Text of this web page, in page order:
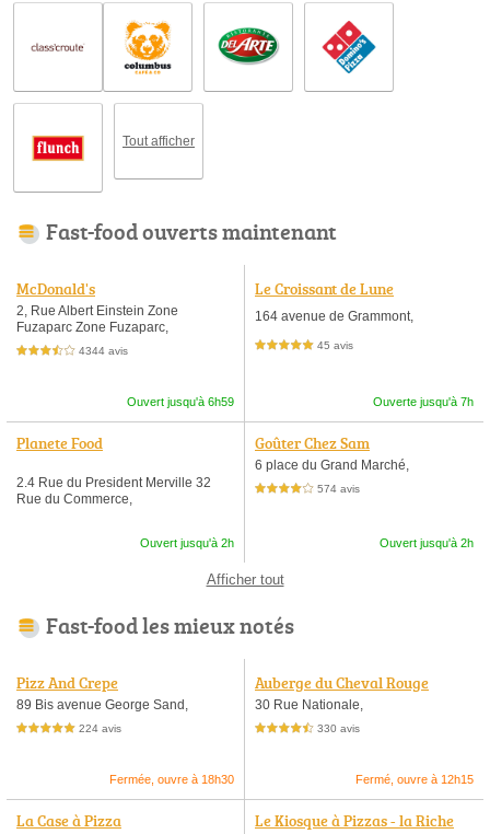
Tout afficher
Fast-food ouverts maintenant
McDonald's
2, Rue Albert Einstein Zone
Fuzaparc Zone Fuzaparc,
3,5 étoiles sur 5 4344 avis
Ouvert jusqu'à 6h59
Le Croissant de Lune
164 avenue de Grammont,
5,0 étoiles sur 5 45 avis
Ouverte jusqu'à 7h
Planete Food
2.4 Rue du President Merville 32
Rue du Commerce,
Ouvert jusqu'à 2h
Goûter Chez Sam
6 place du Grand Marché,
4,0 étoiles sur 5 574 avis
Ouvert jusqu'à 2h
Afficher tout
Fast-food les mieux notés
Pizz And Crepe
89 Bis avenue George Sand,
5,0 étoiles sur 5 224 avis
Fermée, ouvre à 18h30
Auberge du Cheval Rouge
30 Rue Nationale,
4,5 étoiles sur 5 330 avis
Fermé, ouvre à 12h15
La Case à Pizza Le Kiosque à Pizzas - la Riche